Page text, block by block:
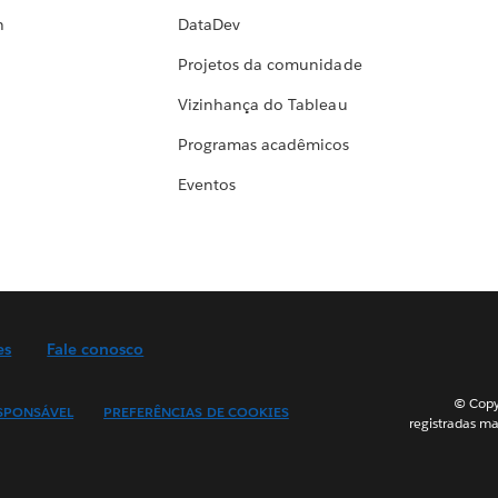
DataDev
Projetos da comunidade
Vizinhança do Tableau
Programas acadêmicos
Eventos
Fale conosco
PREFERÊNCIAS DE COOKIES
©
registradas